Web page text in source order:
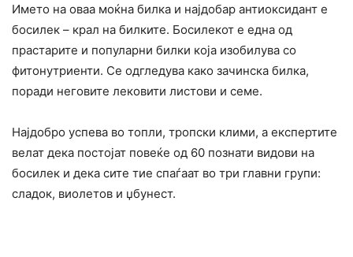
Името на оваа моќна билка и најдобар антиоксидант е
босилек – крал на билките. Босилекот е една од
прастарите и популарни билки која изобилува со
фитонутриенти. Се одгледува како зачинска билка,
поради неговите лековити листови и семе.
Најдобро успева во топли, тропски клими, а експертите
велат дека постојат повеќе од 60 познати видови на
босилек и дека сите тие спаѓаат во три главни групи:
сладок, виолетов и џбунест.